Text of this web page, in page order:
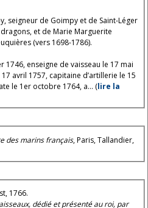
seigneur de Goimpy et de Saint-Léger
et de Marie Marguerite
(vers 1698-1786).
1746, enseigne de vaisseau le 17 mai
avril 1757, capitaine d’artillerie le 15
le 1er octobre 1764, a... (lire la
des marins français, Paris, Tallandier,
1766.
dédié et présenté au roi, par